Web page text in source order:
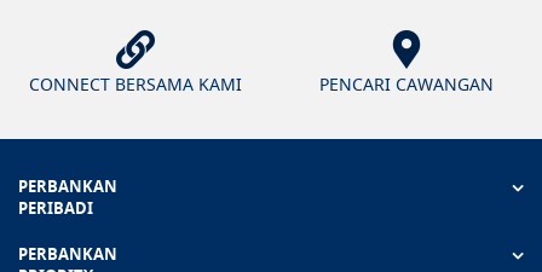
CONNECT BERSAMA KAMI PENCARI CAWANGAN
PERBANKAN
PERIBADI
PERBANKAN